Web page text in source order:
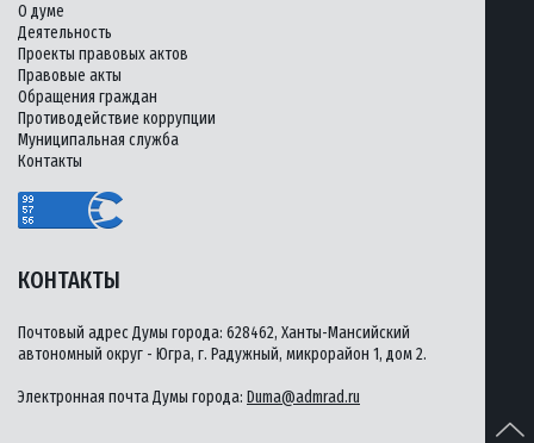
КОНТАКТЫ
Почтовый адрес Думы города: 628462, Ханты-Мансийский
автономный округ - Югра, г. Радужный, микрорайон 1, дом 2.
Электронная почта Думы города: Duma@admrad.ru
О думе
Деятельность
Проекты правовых актов
Правовые акты
Обращения граждан
Противодействие коррупции
Муниципальная служба
Контакты